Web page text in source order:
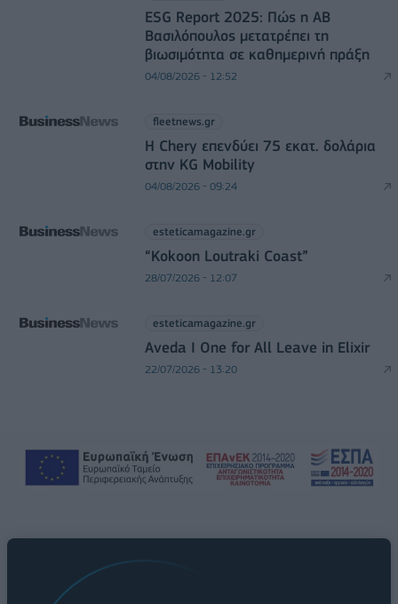
ESG Report 2025: Πώς η ΑΒ
Βασιλόπουλος μετατρέπει τη
βιωσιμότητα σε καθημερινή πράξη
04/08/2026 - 12:52
fleetnews.gr
Η Chery επενδύει 75 εκατ. δολάρια
στην KG Mobility
04/08/2026 - 09:24
esteticamagazine.gr
“Kokoon Loutraki Coast”
28/07/2026 - 12:07
esteticamagazine.gr
Aveda I One for All Leave in Elixir
22/07/2026 - 13:20